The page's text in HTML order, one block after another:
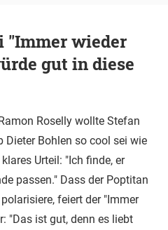
"Immer wieder
gut in diese
Roselly wollte Stefan
Dieter Bohlen so cool sei wie
Urteil: "Ich finde, er
passen." Dass der Poptitan
feiert der "Immer
"Das ist gut, denn es liebt